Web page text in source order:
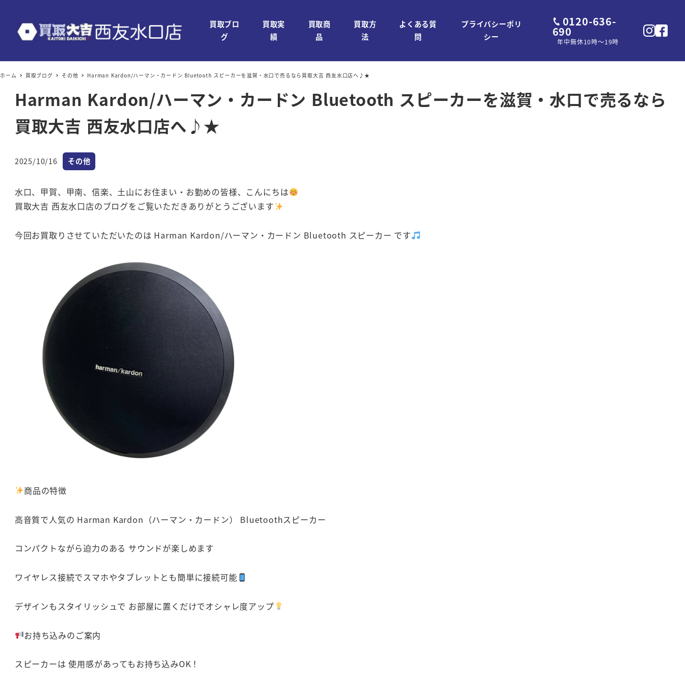
買取ブロ
グ
買取実
績
買取商
品
買取方
法
よくある質
問
プライバシーポリ
シー
0120-636-
690
年中無休10時～19時
ホーム 買取ブログ その他 Harman Kardon/ハーマン・カードン Bluetooth スピーカーを滋賀・水口で売るなら買取大吉 西友水口店へ♪★
Harman Kardon/ハーマン・カードン Bluetooth スピーカーを滋賀・水口で売るなら
買取大吉 西友水口店へ♪★
投稿日
2025/10/16 カテゴリー
その他
水口、甲賀、甲南、信楽、土山にお住まい・お勤めの皆様、こんにちは
買取大吉 西友水口店のブログをご覧いただきありがとうございます
今回お買取りさせていただいたのは Harman Kardon/ハーマン・カードン Bluetooth スピーカー です
商品の特徴
高音質で人気の Harman Kardon（ハーマン・カードン） Bluetoothスピーカー
コンパクトながら迫力のある サウンドが楽しめます
ワイヤレス接続でスマホやタブレットとも簡単に接続可能
デザインもスタイリッシュで お部屋に置くだけでオシャレ度アップ
お持ち込みのご案内
スピーカーは 使用感があってもお持ち込みOK！